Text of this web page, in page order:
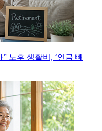
노후 생활비, ‘연금 빼